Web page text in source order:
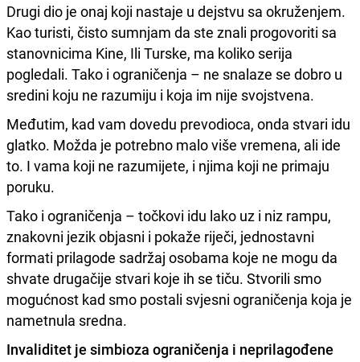
Drugi dio je onaj koji nastaje u dejstvu sa okruženjem.
Kao turisti, čisto sumnjam da ste znali progovoriti sa
stanovnicima Kine, Ili Turske, ma koliko serija
pogledali. Tako i ograničenja – ne snalaze se dobro u
sredini koju ne razumiju i koja im nije svojstvena.
Međutim, kad vam dovedu prevodioca, onda stvari idu
glatko. Možda je potrebno malo više vremena, ali ide
to. I vama koji ne razumijete, i njima koji ne primaju
poruku.
Tako i ograničenja – točkovi idu lako uz i niz rampu,
znakovni jezik objasni i pokaže riječi, jednostavni
formati prilagode sadržaj osobama koje ne mogu da
shvate drugačije stvari koje ih se tiču. Stvorili smo
mogućnost kad smo postali svjesni ograničenja koja je
nametnula sredna.
Invaliditet je simbioza ograničenja i neprilagođene